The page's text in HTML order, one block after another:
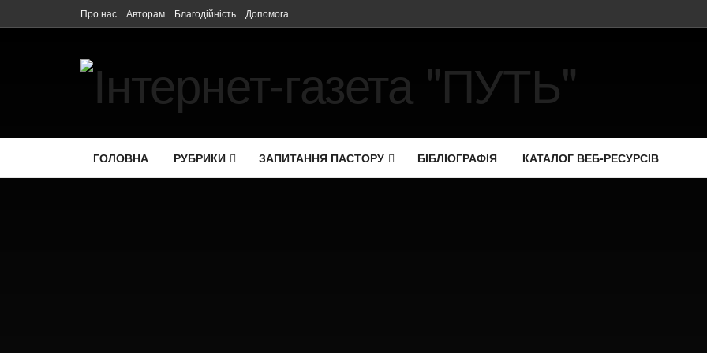
Про нас Авторам Благодійність Допомога
ГОЛОВНА РУБРИКИ ЗАПИТАННЯ ПАСТОРУ БІБЛІОГРАФІЯ КАТАЛОГ ВЕБ-РЕСУРСІВ